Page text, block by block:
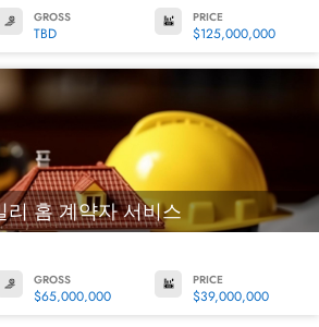
GROSS
TBD
PRICE
$125,000,000
리 홈 계약자 서비스
GROSS
$65,000,000
PRICE
$39,000,000